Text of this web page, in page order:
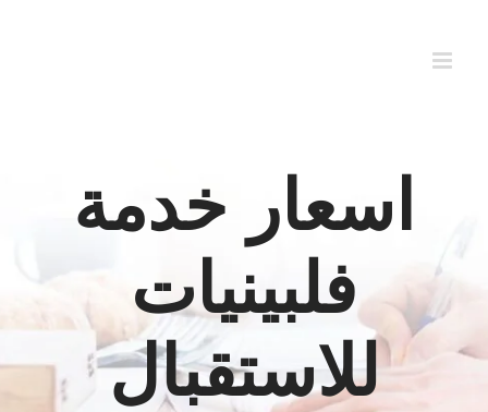
اسعار خدمة
فلبينيات
للاستقبال